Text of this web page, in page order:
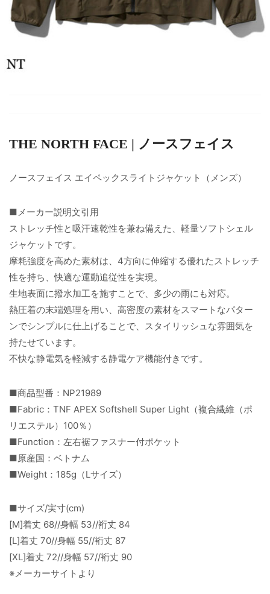
THE NORTH FACE | ノースフェイス
ノースフェイス エイペックスライトジャケット（メンズ）
■メーカー説明文引用
ストレッチ性と吸汗速乾性を兼ね備えた、軽量ソフトシェル
ジャケットです。
摩耗強度を高めた素材は、4方向に伸縮する優れたストレッチ
性を持ち、快適な運動追従性を実現。
生地表面に撥水加工を施すことで、多少の雨にも対応。
熱圧着の末端処理を用い、高密度の素材をスマートなパター
ンでシンプルに仕上げることで、スタイリッシュな雰囲気を
持たせています。
不快な静電気を軽減する静電ケア機能付きです。
■商品型番：NP21989
■Fabric：TNF APEX Softshell Super Light（複合繊維（ポ
リエステル）100％）
■Function：左右裾ファスナー付ポケット
■原産国：ベトナム
■Weight：185g（Lサイズ）
■サイズ/実寸(cm)
[M]着丈 68//身幅 53//裄丈 84
[L]着丈 70//身幅 55//裄丈 87
[XL]着丈 72//身幅 57//裄丈 90
※メーカーサイトより